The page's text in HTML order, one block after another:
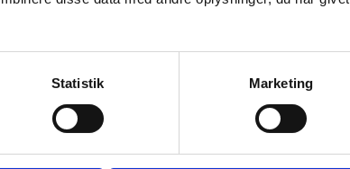
Statistik Marketing